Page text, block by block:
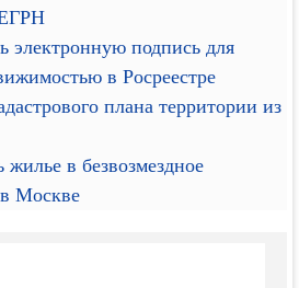
электронную подпись для
в Росреестре
плана территории из
жилье в безвозмездное
Москве